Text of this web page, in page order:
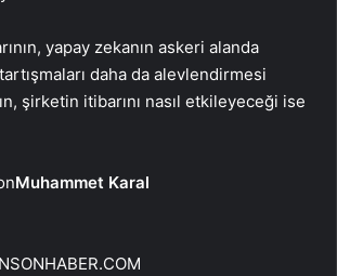
yapay zekanın askeri alanda
daha da alevlendirmesi
şirketin itibarını nasıl etkileyeceği ise
Muhammet Karal